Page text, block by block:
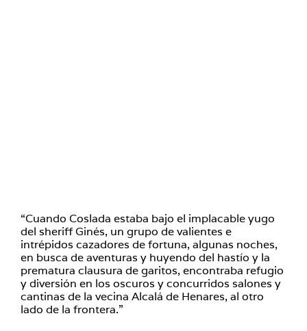
“Cuando Coslada estaba bajo el implacable yugo
del sheriff Ginés, un grupo de valientes e
intrépidos cazadores de fortuna, algunas noches,
en busca de aventuras y huyendo del hastío y la
prematura clausura de garitos, encontraba refugio
y diversión en los oscuros y concurridos salones y
cantinas de la vecina Alcalá de Henares, al otro
lado de la frontera.”